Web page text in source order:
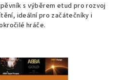
s výběrem etud pro rozvoj
ideální pro začátečníky i
hráče.